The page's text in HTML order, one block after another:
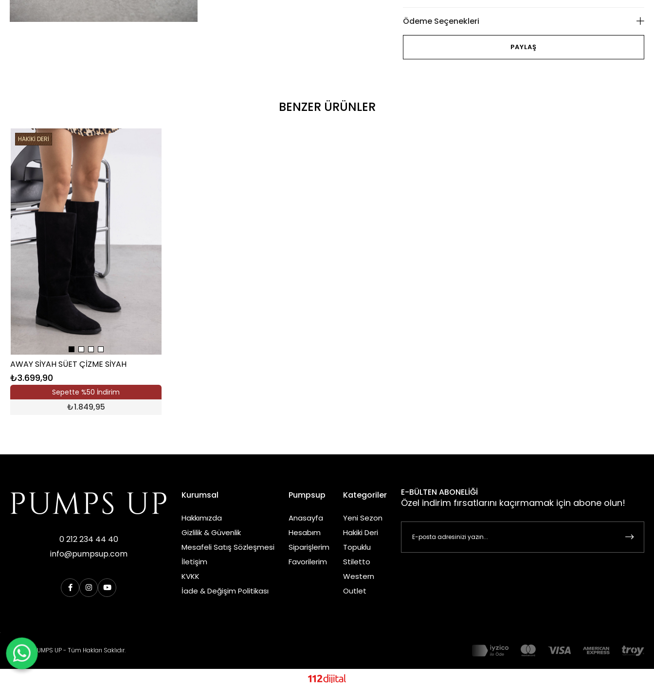
Ödeme Seçenekleri
PAYLAŞ
BENZER ÜRÜNLER
AWAY SİYAH SÜET ÇİZME SİYAH
₺3.699,90
Sepette %50 İndirim
₺1.849,95
HAKİKİ DERİ
0 212 234 44 40
info@pumpsup.com
Kurumsal
Hakkımızda
Gizlilik & Güvenlik
Mesafeli Satış Sözleşmesi
İletişim
KVKK
İade & Değişim Politikası
Pumpsup
Anasayfa
Hesabım
Siparişlerim
Favorilerim
Kategoriler
Yeni Sezon
Hakiki Deri
Topuklu
Stiletto
Western
Outlet
E-BÜLTEN ABONELİĞİ
Özel indirim fırsatlarını kaçırmamak için abone olun!
© 2026 PUMPS UP - Tüm Hakları Saklıdır.